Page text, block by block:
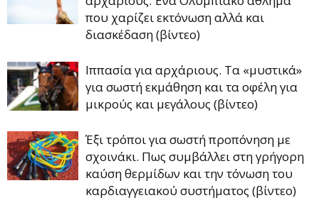
που χαρίζει εκτόνωση αλλά και
διασκέδαση (βίντεο)
Ιππασία για αρχάριους. Τα «μυστικά»
για σωστή εκμάθηση και τα οφέλη για
μικρούς και μεγάλους (βίντεο)
Έξι τρόποι για σωστή προπόνηση με
σχοινάκι. Πως συμβάλλει στη γρήγορη
καύση θερμίδων και την τόνωση του
καρδιαγγειακού συστήματος (βίντεο)